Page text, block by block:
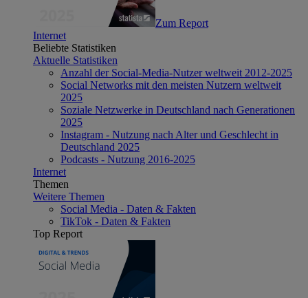
Zum Report
Internet
Beliebte Statistiken
Aktuelle Statistiken
Anzahl der Social-Media-Nutzer weltweit 2012-2025
Social Networks mit den meisten Nutzern weltweit
2025
Soziale Netzwerke in Deutschland nach Generationen
2025
Instagram - Nutzung nach Alter und Geschlecht in
Deutschland 2025
Podcasts - Nutzung 2016-2025
Internet
Themen
Weitere Themen
Social Media - Daten & Fakten
TikTok - Daten & Fakten
Top Report